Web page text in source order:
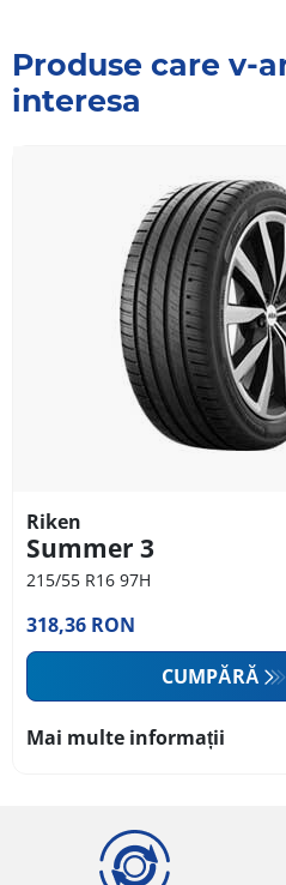
Produse care v-
interesa
Riken
Summer 3
215/55 R16 97H
318,36 RON
CUMPĂRĂ
Mai multe informații